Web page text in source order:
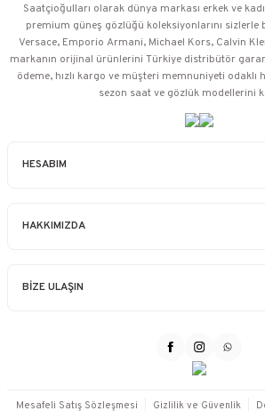
HESABIM
HAKKIMIZDA
BİZE ULAŞIN
Saatçioğulları⁠ olarak dünya markası erkek ve
premium güneş gözlüğü koleksiyonlarını
Versace, Emporio Armani, Michael Kors, Calvin
markanın orijinal ürünlerini Türkiye distribütör
ödeme, hızlı kargo ve müşteri memnuniyeti odaklı
sezon saat ve gözlük modellerini
Mesafeli Satış Sözleşmesi Gizlilik ve Güvenlik